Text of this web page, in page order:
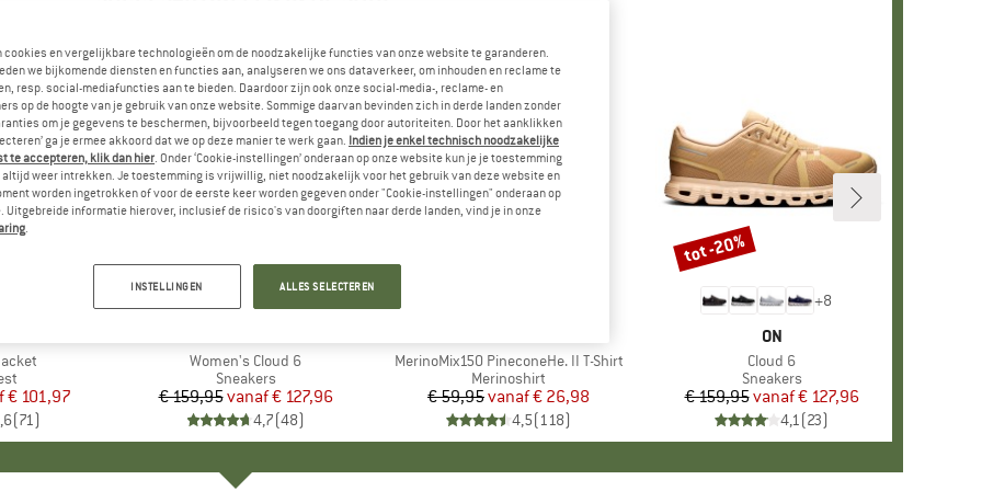
prijs
€ 101,97
(71)
Artikel
Women's Cloud 6
Productgroep
Sneakers
Prijs
€ 159,95 Verlaagde prijs
vanaf€ 127,96
4,7(48)
Artikel
MerinoMix150 PineconeHe. II T-Shirt
Productgroep
Merinoshirt
Prijs
€ 59,95 Verlaagde prijs
vanaf€ 26,98
4,5(118)
+8
MERK
ON
Artikel
Cloud 6
Productgroep
Sneakers
Prijs
€ 159,95 Verlaagde prijs
vanaf€ 127,96
4,1(23)
Korting
tot -20%
cookies en vergelijkbare technologieën om de noodzakelijke functies van onze website te garanderen.
we bijkomende diensten en functies aan, analyseren we ons dataverkeer, om inhouden en reclame te
resp. social-mediafuncties aan te bieden. Daardoor zijn ook onze social-media-, reclame- en
op de hoogte van je gebruik van onze website. Sommige daarvan bevinden zich in derde landen zonder
om je gegevens te beschermen, bijvoorbeeld tegen toegang door autoriteiten. Door het aanklikken
ga je ermee akkoord dat we op deze manier te werk gaan. Indien je enkel technisch noodzakelijke
te accepteren, klik dan hier. Onder ‘Cookie-instellingen’ onderaan op onze website kun je je toestemming
altijd weer intrekken. Je toestemming is vrijwillig, niet noodzakelijk voor het gebruik van deze website en
worden ingetrokken of voor de eerste keer worden gegeven onder "Cookie-instellingen" onderaan op
Uitgebreide informatie hierover, inclusief de risico's van doorgiften naar derde landen, vind je in onze
.
INSTELLINGEN ALLES SELECTEREN